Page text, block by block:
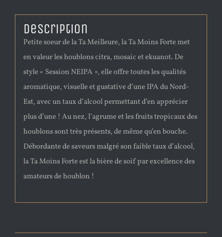
Description
Petite soeur de la Ta Meilleure, la Ta Moins Forte met
en valeur les houblons citra, mosaic et ekuanot. De
style « Session NEIPA », elle offre toutes les qualités
aromatique, visuelle et gustative d’une IPA du Nord-
Est, avec un taux d’alcool permettant d’en apprécier
plus d’une ! Au nez, l’agrume et les fruits tropicaux des
houblons sont très présents, de même qu’en bouche.
Débordante de saveurs malgré son faible taux d’alcool,
la Ta Moins Forte est la bière de soif par excellence des
amateurs de houblon !